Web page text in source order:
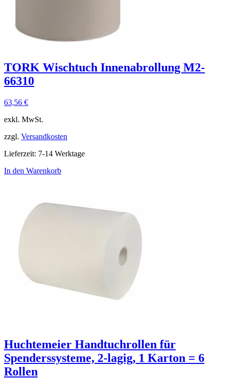
TORK Wischtuch Innenabrollung M2-
66310
63,56 €
exkl. MwSt.
zzgl. Versandkosten
Lieferzeit: 7-14 Werktage
In den Warenkorb
Huchtemeier Handtuchrollen für
Spenderssysteme, 2-lagig, 1 Karton = 6
Rollen